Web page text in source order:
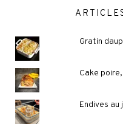
Gratin
Cake
Endives